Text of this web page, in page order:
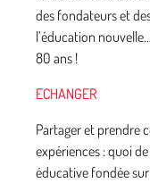
des fondateurs et
l’éducation
80 ans !
ECHANGER
Partager et prendre
expériences : quoi
éducative fondée